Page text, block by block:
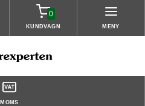
0
KUNDVAGN MENY
MOMS